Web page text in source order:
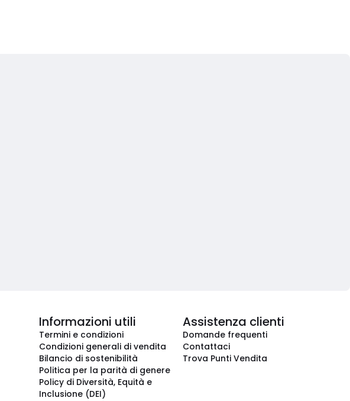
Informazioni utili
Termini e condizioni
Condizioni generali di vendita
Bilancio di sostenibilità
Politica per la parità di genere
Policy di Diversità, Equità e
Inclusione (DEI)
Assistenza clienti
Domande frequenti
Contattaci
Trova Punti Vendita